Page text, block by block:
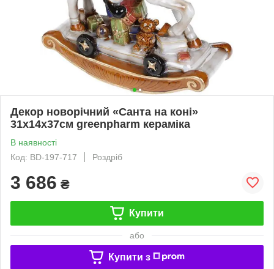
Декор новорічний «Санта на коні»
31х14х37см greenpharm кераміка
В наявності
Код: BD-197-717
Роздріб
3 686 ₴
Купити
або
Купити з